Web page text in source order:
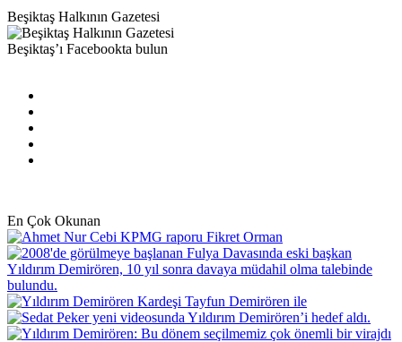
Beşiktaş Halkının Gazetesi
Beşiktaş’ı Facebookta bulun
En Çok Okunan